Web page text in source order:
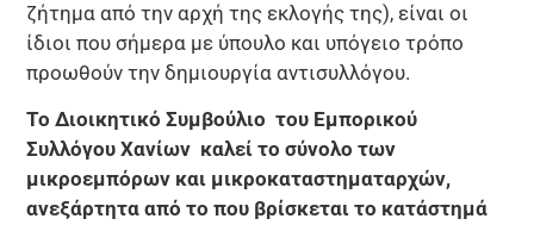
ζήτημα από την αρχή της εκλογής της), είναι οι
ίδιοι που σήμερα με ύπουλο και υπόγειο τρόπο
προωθούν την δημιουργία αντισυλλόγου.
Το Διοικητικό Συμβούλιο του Εμπορικού
Συλλόγου Χανίων καλεί το σύνολο των
μικροεμπόρων και μικροκαταστηματαρχών,
ανεξάρτητα από το που βρίσκεται το κατάστημά